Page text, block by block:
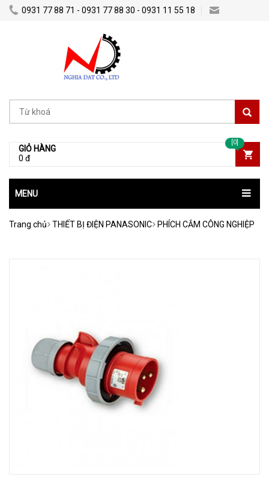
0931 77 88 71 - 0931 77 88 30 - 0931 11 55 18
GIỎ HÀNG
0 đ
[0]
MENU
Trang chủ THIẾT BỊ ĐIỆN PANASONIC PHÍCH CẮM CÔNG NGHIỆP